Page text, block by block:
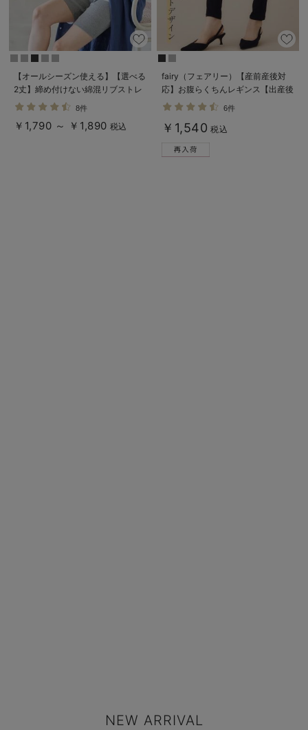
【オールシーズン使える】【選べる
2丈】締め付けない綿混リブストレ
ートレギンス【産後まで長く使え
8件
￥1,790 ～ ￥1,890 税込
fairy（フェアリー）【産前産後対
応】お腹らくちんレギンス【出産後
も長く使える】
6件
￥1,540 税込
NEW ARRIVAL